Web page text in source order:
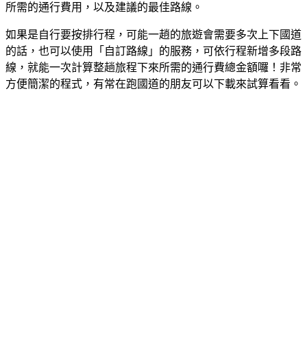
所需的通行費用，以及建議的最佳路線。
如果是自行要按排行程，可能一趙的旅遊會需要多次上下國道
的話，也可以使用「自訂路線」的服務，可依行程新增多段路
線，就能一次計算整趟旅程下來所需的通行費總金額囉！非常
方便簡潔的程式，有常在跑國道的朋友可以下載來試算看看。